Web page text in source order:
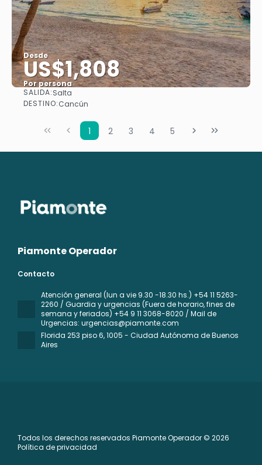
Desde
US$1,808
Por persona
SALIDA:Salta
DESTINO:Cancún
1 2 3 4 5
Piamonte Operador
Contacto
Atención general (lun a vie 9.30 -18.30 hs.) +54 11 5263-
2260 / Guardia y urgencias (Fuera de horario, fines de
semana y feriados) +54 9 11 3068-8020 / Mail de
Urgencias: urgencias@piamonte.com
Florida 253 piso 6, 1005 - Ciudad Autónoma de Buenos
Aires
Todos los derechos reservados Piamonte Operador © 2026
Política de privacidad